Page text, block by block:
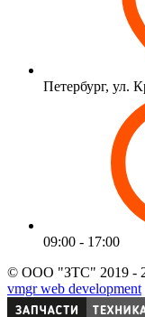
Петербург, ул.
09:00 - 17:00
© ООО "ЗТС" 2019 -
vmgr web development